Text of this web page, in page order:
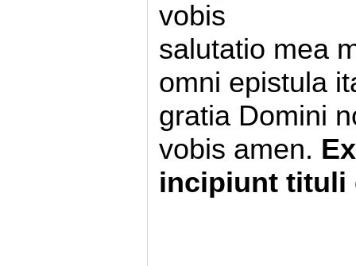
vobis
salutatio mea
omni epistula
gratia Domini
vobis amen.
incipiunt tituli